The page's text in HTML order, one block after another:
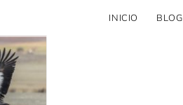
INICIO BLOG